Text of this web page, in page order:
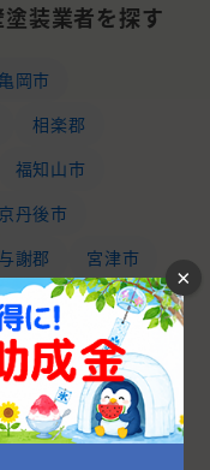
装業者を探す
亀岡市
相楽郡
福知山市
京丹後市
与謝郡 宮津市
×